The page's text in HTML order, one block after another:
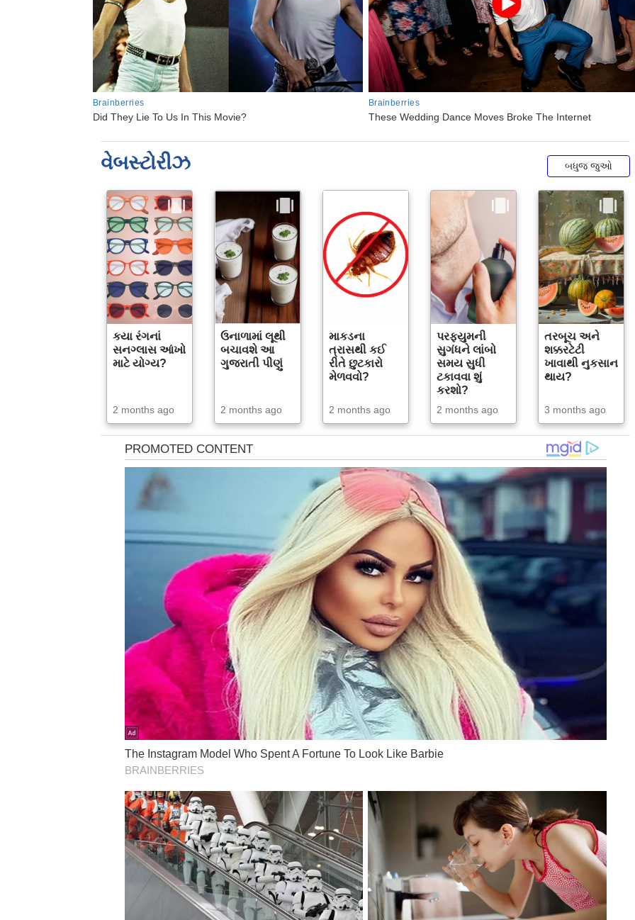
વેબસ્ટોરીઝ બધુજ જુઓ
કયા રંગનાં
સનગ્લાસ આંખો
માટે યોગ્ય?
2 months ago
ઉનાળામાં લૂથી
બચાવશે આ
ગુજરાતી પીણું
2 months ago
માકડના
ત્રાસથી કઈ
રીતે છુટકારો
મેળવવો?
2 months ago
પરફ્યુમની
સુગંધને લાંબો
સમય સુધી
ટકાવવા શું
કરશો?
2 months ago
તરબૂચ અને
શક્કરટેટી
ખાવાથી નુકસાન
થાય?
3 months ago